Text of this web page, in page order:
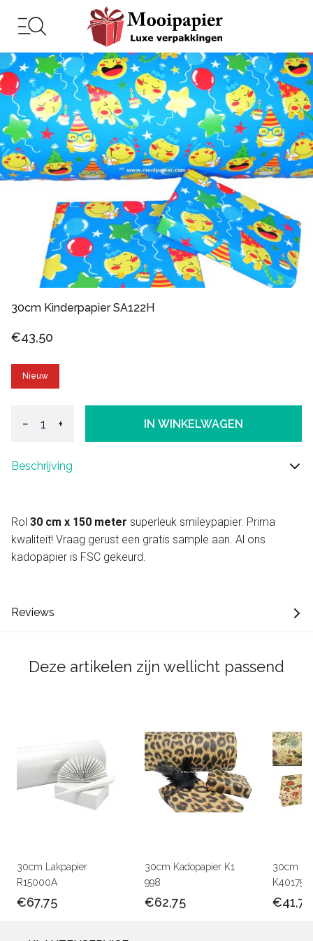
30cm Kinderpapier SA122H
€43,50
Nieuw
− + IN WINKELWAGEN
Beschrijving
Rol 30 cm x 150 meter superleuk smileypapier. Prima
kwaliteit! Vraag gerust een gratis sample aan. Al ons
kadopapier is FSC gekeurd.
Reviews
Deze artikelen zijn wellicht passend
30cm Lakpapier
R15000A
€67,75
30cm Kadopapier K1
998
€62,75
30cm
€41,75